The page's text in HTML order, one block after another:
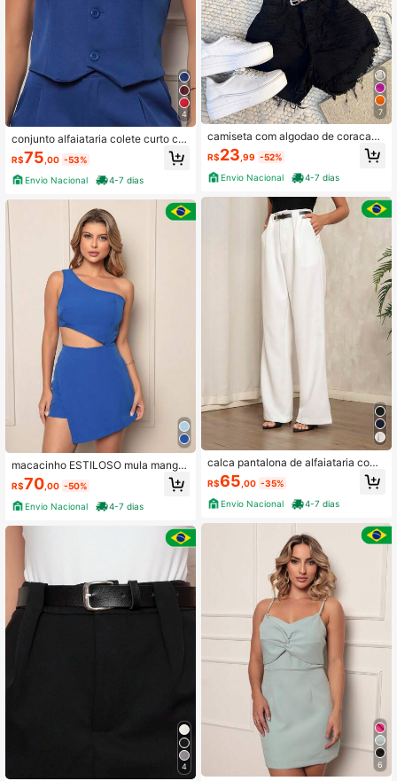
4
conjunto alfaiataria colete curto co
m short
R$75 ,00 -53%
Envio Nacional
4-7 dias
macacinho ESTILOSO mula manga
de alfaiataria
R$70 ,00 -50%
Envio Nacional
4-7 dias
4
7
camiseta com algodao de coracao
LISTRADO
R$23 ,99 -52%
Envio Nacional
4-7 dias
calca pantalona de alfaiataria com
cinto fino
R$65 ,00 -35%
Envio Nacional
4-7 dias
6